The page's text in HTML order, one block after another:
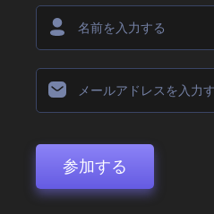
参加する